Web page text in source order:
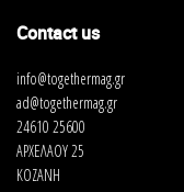
Contact us
info@togethermag.gr
ad@togethermag.gr
24610 25600
ΑΡΧΕΛΑΟΥ 25
ΚΟΖΑΝΗ